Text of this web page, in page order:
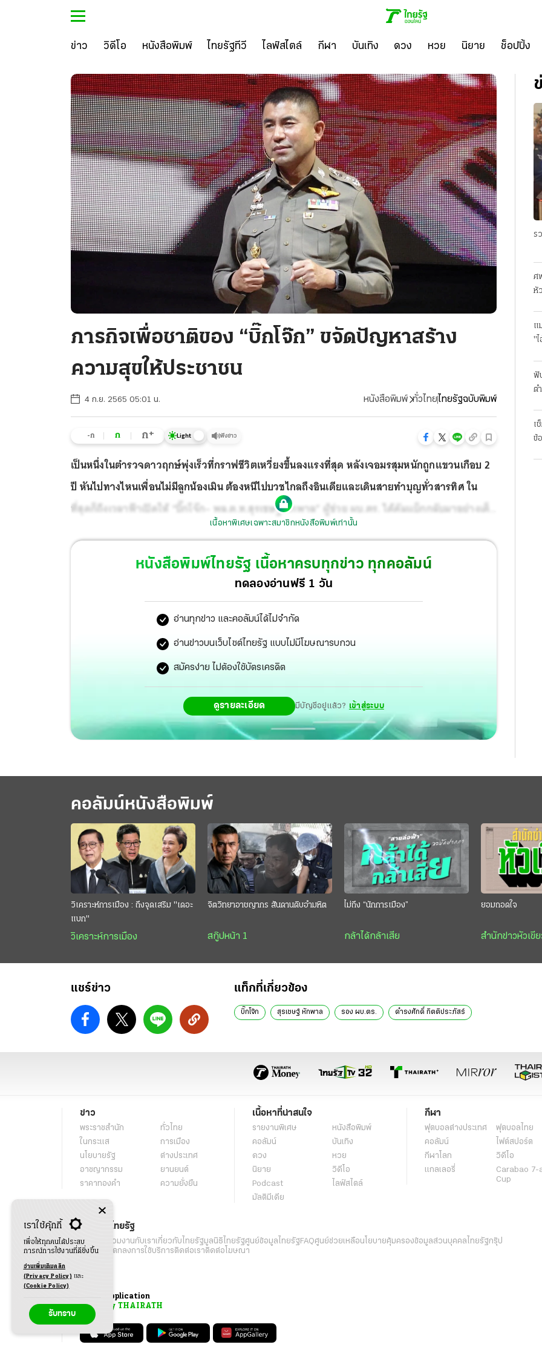
ข่าว วิดีโอ หนังสือพิมพ์ ไทยรัฐทีวี ไลฟ์สไตล์ กีฬา บันเทิง ดวง หวย นิยาย ช็อปปิ้ง
ภารกิจเพื่อชาติของ “บิ๊กโจ๊ก” ขจัดปัญหาสร้าง
ความสุขให้ประชาชน
4 ก.ย. 2565 05:01 น. หนังสือพิมพ์ ทั่วไทยไทยรัฐฉบับพิมพ์
-ก ก ก+ Light ฟังข่าว
เป็นหนึ่งในตำรวจดาวฤกษ์พุ่งเร็วที่กราฟชีวิตเหวี่ยงขึ้นลงแรงที่สุด หลังเจอมรสุมหนักถูกแขวนเกือบ 2
ปี หันไปทางไหนเพื่อนไม่มีลูกน้องเมิน ต้องหนีไปบวชไกลถึงอินเดียและเดินสายทำบุญทั่วสารทิศ ใน
ที่สุดก็ถึงเวลาฟ้าเปิดให้ “บิ๊กโจ๊ก– พล.ต.ท.สุรเชษฐ์ หักพาล” ผู้ช่วย ผบ.ตร. ได้คัมแบ็กกลับมาอย่างเต็ม
ภาคภูมิ โดยเตรียมผงาดเป็น “รอง ผบ.ตร.” ทำงานรับใช้ประชาชนเคียงข้าง “บิ๊กเด่น-พล.ต.อ.ดำรง
ศักดิ์ กิตติประภัสร์” ผบ.ตร.คนที่ 13 ซึ่งครบเครื่องทั้งเรื่องบุ๋นและบู๊
เนื้อหาพิเศษเฉพาะสมาชิกหนังสือพิมพ์เท่านั้น
หนังสือพิมพ์ไทยรัฐ เนื้อหาครบทุกข่าว ทุกคอลัมน์
ทดลองอ่านฟรี 1 วัน
อ่านทุกข่าว และคอลัมน์ได้ไม่จำกัด
อ่านข่าวบนเว็บไซต์ไทยรัฐ แบบไม่มีโฆษณารบกวน
สมัครง่าย ไม่ต้องใช้บัตรเครดิต
ดูรายละเอียด มีบัญชีอยู่แล้ว? เข้าสู่ระบบ
ร
ศ
หั
แ
"
ฟั
ต
เ
ข้
คอลัมน์หนังสือพิมพ์
วิเคราะห์การเมือง : ถึงจุดเสริม "เดอะ
แบก"
วิเคราะห์การเมือง
จิตวิทยาอาชญากร สันดานดิบอำมหิต
สกู๊ปหน้า 1
ไม่ถึง “นักการเมือง”
กล้าได้กล้าเสีย
ยอมถอดใจ
สำนักข่าวหัวเขีย
แชร์ข่าว แท็กที่เกี่ยวข้อง
บิ๊กโจ๊ก สุรเชษฐ์ หักพาล รอง ผบ.ตร. ดำรงศักดิ์ กิตติประภัสร์
ข่าว
พระราชสำนัก
ทั่วไทย
ในกระแส
การเมือง
นโยบายรัฐ
ต่างประเทศ
อาชญากรรม
ยานยนต์
ราคาทองคำ
ความยั่งยืน
เนื้อหาที่น่าสนใจ
รายงานพิเศษ
หนังสือพิมพ์
คอลัมน์
บันเทิง
ดวง
หวย
นิยาย
วิดีโอ
Podcast
ไลฟ์สไตล์
มัลติมีเดีย
กีฬา
ฟุตบอลต่่างประเทศ
ฟุตบอลไทย
คอลัมน์
ไฟต์สปอร์ต
กีฬาโลก
วิดีโอ
แกลเลอรี่
Carabao 7-
Cup
เกี่ยวกับไทยรัฐ
กิจกรรม ร่วมงานกับเราเกี่ยวกับไทยรัฐมูลนิธิไทยรัฐศูนย์ข้อมูลไทยรัฐFAQศูนย์ช่วยเหลือนโยบายคุ้มครองข้อมูลส่วนบุคคลไทยรัฐกรุ๊ป
เงื่อนไขข้อตกลงการใช้บริการติดต่อเราติดต่อโฆษณา
Application
My THAIRATH
เราใช้คุ้กกี้
เพื่อให้ทุกคนได้ประสบ
การณ์การใช้งานที่ดียิ่งขึ้น
อ่านเพิ่มเติมคลิก
(Privacy Policy) และ
(Cookie Policy)
รับทราบ